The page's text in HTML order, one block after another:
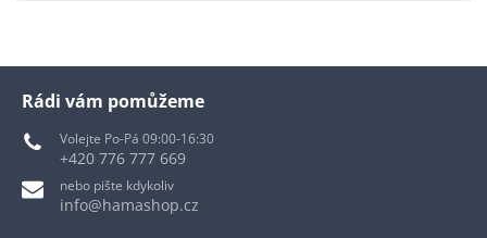
Rádi vám pomůžeme
Volejte Po-Pá 09:00-16:30
+420 776 777 669
nebo pište kdykoliv
info@hamashop.cz